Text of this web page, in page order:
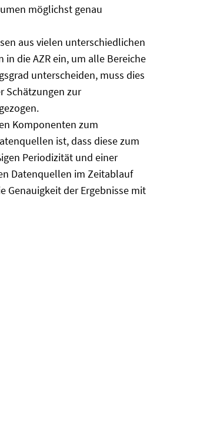
möglichst genau
aus vielen unterschiedlichen
die AZR ein, um alle Bereiche
unterscheiden, muss dies
Schätzungen zur
Komponenten zum
ist, dass diese zum
Periodizität und einer
Datenquellen im Zeitablauf
Genauigkeit der Ergebnisse mit